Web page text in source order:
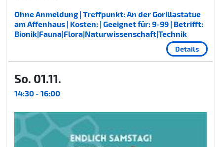
Ohne Anmeldung | Treffpunkt: An der Gorillastatue
am Affenhaus | Kosten: | Geeignet für: 9-99 | Betrifft:
Bionik|Fauna|Flora|Naturwissenschaft|Technik
Details
So. 01.11.
14:30 - 16:00